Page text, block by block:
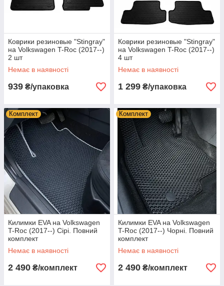
Коврики резиновые "Stingray"
на Volkswagen T-Roc (2017--)
2 шт
Немає в наявності
939 ₴/упаковка
Коврики резиновые "Stingray"
на Volkswagen T-Roc (2017--)
4 шт
Немає в наявності
1 299 ₴/упаковка
Комплект
Килимки EVA на Volkswagen
T-Roc (2017--) Сірі. Повний
комплект
Немає в наявності
2 490 ₴/комплект
Комплект
Килимки EVA на Volkswagen
T-Roc (2017--) Чорні. Повний
комплект
Немає в наявності
2 490 ₴/комплект